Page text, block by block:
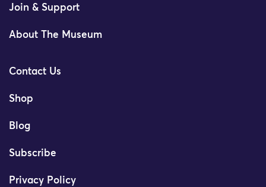
Join & Support
About The Museum
Contact Us
Shop
Blog
Subscribe
Privacy Policy